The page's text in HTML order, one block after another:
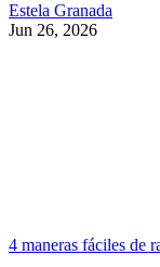
Estela Granada
Jun 26, 2026
4 maneras fáciles de